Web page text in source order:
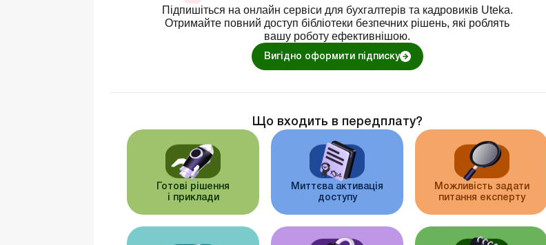
Підпишіться на онлайн сервіси для бухгалтерів та кадровиків Uteka.
Отримайте повний доступ бібліотеки безпечних рішень, які роблять
вашу роботу ефективнішою.
Вигідно оформити підписку
Що входить в передплату?
Готові рішення
і приклади
Миттєва активація
доступу
Можливість задати
питання експерту